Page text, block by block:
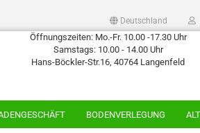
Deutschland
Öffnungszeiten: Mo.-Fr. 10.00 -17.30 Uhr
Samstags: 10.00 - 14.00 Uhr
Hans-Böckler-Str.16, 40764 Langenfeld
BODENVERLEGUNG